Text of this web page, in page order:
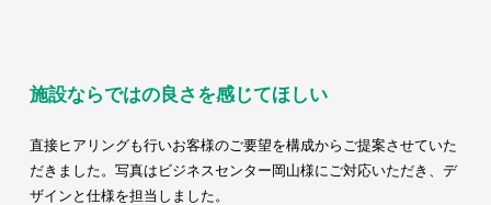
施設ならではの良さを感じてほしい
直接ヒアリングも行いお客様のご要望を構成からご提案させていた
だきました。写真はビジネスセンター岡山様にご対応いただき、デ
ザインと仕様を担当しました。